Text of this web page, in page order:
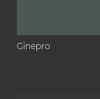
Ginepro